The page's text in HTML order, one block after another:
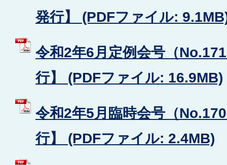
発行】 (PDFファイル:
令和2年6月定例会号（
行】 (PDFファイル: 16.9MB)
令和2年5月臨時会号（
行】 (PDFファイル: 2.4MB)